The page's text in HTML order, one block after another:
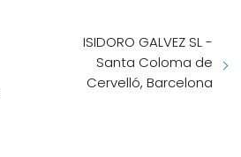
ISIDORO GALVEZ SL -
Santa Coloma de
Cervelló, Barcelona